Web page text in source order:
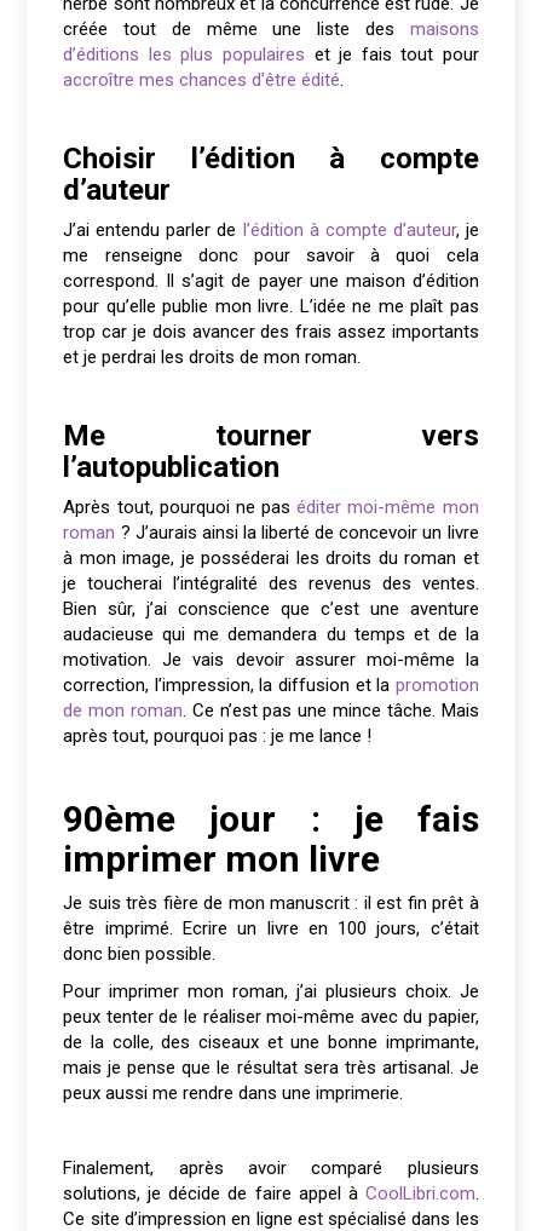
créée tout de même une liste des maisons
d’éditions les plus populaires et je fais tout pour
accroître mes chances d’être édité.
Choisir l’édition à compte
d’auteur
J’ai entendu parler de l’édition à compte d’auteur, je
me renseigne donc pour savoir à quoi cela
correspond. Il s’agit de payer une maison d’édition
pour qu’elle publie mon livre. L’idée ne me plaît pas
trop car je dois avancer des frais assez importants
et je perdrai les droits de mon roman.
Me tourner vers
l’autopublication
Après tout, pourquoi ne paséditer moi-même mon
roman ? J’aurais ainsi la liberté de concevoir un livre
à mon image, je posséderai les droits du roman et
je toucherai l’intégralité des revenus des ventes.
Bien sûr, j’ai conscience que c’est une aventure
audacieuse qui me demandera du temps et de la
motivation. Je vais devoir assurer moi-même la
correction, l’impression, la diffusion et la promotion
de mon roman. Ce n’est pas une mince tâche. Mais
après tout, pourquoi pas : je me lance !
90ème jour : je fais
imprimer mon livre
Je suis très fière de mon manuscrit : il est fin prêt à
être imprimé. Ecrire un livre en 100 jours, c’était
donc bien possible.
Pour imprimer mon roman, j’ai plusieurs choix. Je
peux tenter de le réaliser moi-même avec du papier,
de la colle, des ciseaux et une bonne imprimante,
mais je pense que le résultat sera très artisanal. Je
peux aussi me rendre dans une imprimerie.
Finalement, après avoir comparé plusieurs
solutions, je décide de faire appel àCoolLibri.com.
Ce site d’impression en ligne est spécialisé dans les